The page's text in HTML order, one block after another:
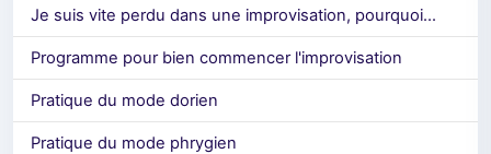
Je suis vite perdu dans une improvisation, pourquoi...
Programme pour bien commencer l'improvisation
Pratique du mode dorien
Pratique du mode phrygien